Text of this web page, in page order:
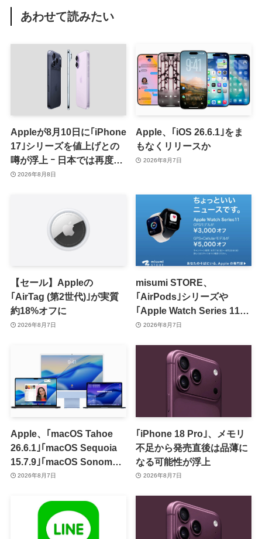
あわせて読みたい
Appleが8月10日に｢iPhone
17｣シリーズを値上げとの
噂が浮上 ｰ 日本では再度値
上げの可能性も?!
2026年8月8日
Apple、｢iOS 26.6.1｣をま
もなくリリースか
2026年8月7日
【セール】Appleの
｢AirTag (第2世代)｣が実質
約18%オフに
2026年8月7日
misumi STORE、
｢AirPods｣シリーズや
｢Apple Watch Series 11｣
のセールを開催中
2026年8月7日
Apple、｢macOS Tahoe
26.6.1｣｢macOS Sequoia
15.7.9｣｢macOS Sonoma
14.8.9｣をリリース ｰ 画面共
2026年8月7日
｢iPhone 18 Pro｣、メモリ
不足から発売直後は品薄に
なる可能性が浮上
2026年8月7日